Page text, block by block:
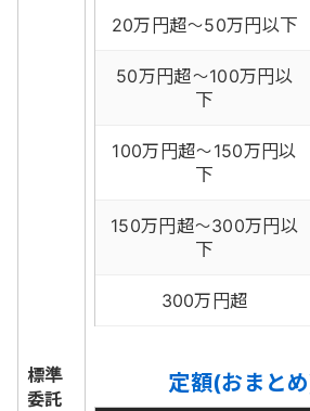
標準
委託
20万円超～50万円以下
50万円超～100万円以
下
100万円超～150万円以
下
150万円超～300万円以
下
300万円超
定額(おまと